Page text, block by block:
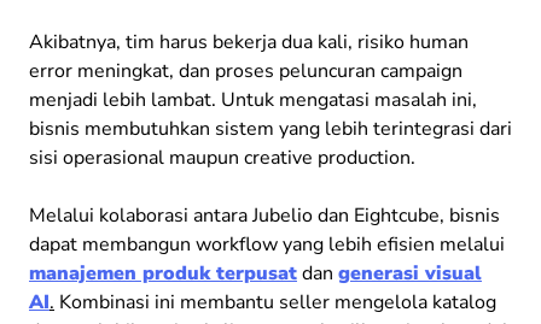
Akibatnya, tim harus bekerja dua kali, risiko human
error meningkat, dan proses peluncuran campaign
menjadi lebih lambat. Untuk mengatasi masalah ini,
bisnis membutuhkan sistem yang lebih terintegrasi dari
sisi operasional maupun creative production.
Melalui kolaborasi antara Jubelio dan Eightcube, bisnis
dapat membangun workflow yang lebih efisien melalui
manajemen produk terpusatdan generasi visual
AI. Kombinasi ini membantu seller mengelola katalog